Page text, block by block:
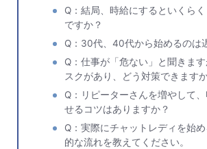
Q：結局、時給にするといくら
ですか？
Q：30代、40代から始めるのは
Q：仕事が「危ない」と聞きま
スクがあり、どう対策できます
Q：リピーターさんを増やして
せるコツはありますか？
Q：実際にチャットレディを始
的な流れを教えてください。